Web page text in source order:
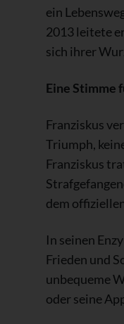
ein
2013 leitete
sich ihrer
Eine Stimme
Franziskus
Triumph,
Franziskus
dem
In seinen
Frieden und
unbequeme
oder seine